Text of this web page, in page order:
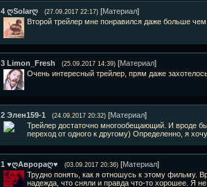
4 ღSolarღ (27.09.2017 22:17) [Материал]
Второй трейлер мне понравился даже больше
3 Limon_Fresh (25.09.2017 14:39) [Материал]
Очень интересный трейлер, прям даже
2 Элен159-1 (24.09.2017 20:32) [Материал]
Трейлер достаточно многообещающий. И вроде
переход от одного к другому) Определенно, я
1 ♥ღАврораღ♥ (03.09.2017 20:36) [Материал]
Трудно понять, как я отношусь к этому фильму.
надежда, что сняли и правда что-то хорошее. Я